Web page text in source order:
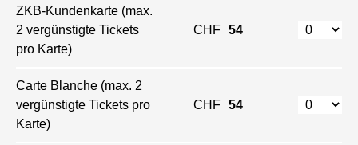
ZKB-Kundenkarte (max.
2 vergünstigte Tickets
pro Karte)
CHF 54
Carte Blanche (max. 2
vergünstigte Tickets pro
Karte)
CHF 54